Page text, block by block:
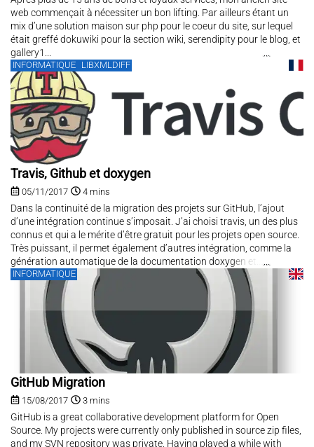
web commençait à nécessiter un bon lifting. Par ailleurs étant un
mix d’une solution maison sur php pour le coeur du site, sur lequel
était greffé dokuwiki pour la section wiki, serendipity pour le blog, et
gallery1...
INFORMATIQUE LIBXMLDIFF
Travis, Github et doxygen
05/11/2017 4 mins
Dans la continuité de la migration des projets sur GitHub, l’ajout
d’une intégration continue s’imposait. J’ai choisi travis, un des plus
connus et qui a le mérite d’être gratuit pour les projets open source.
Très puissant, il permet également d’autres intégration, comme la
génération automatique de la documentation doxygen et...
INFORMATIQUE
GitHub Migration
15/08/2017 3 mins
GitHub is a great collaborative development platform for Open
Source. My projects were currently only published in source zip files,
and my SVN repository was private. Having played a while with